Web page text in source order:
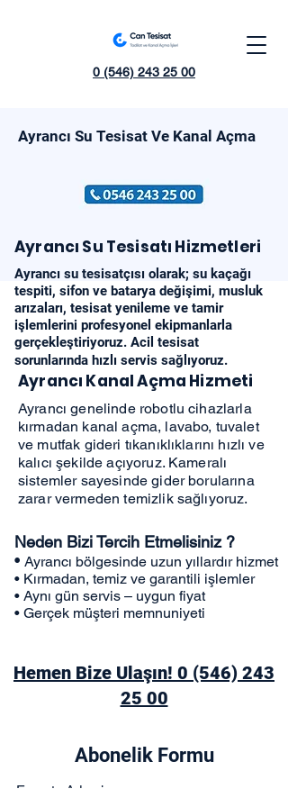
0 (546) 243 25 00
Ayrancı Su Tesisat Ve Kanal Açma
Ayrancı Su Tesisatı Hizmetleri
​Ayrancı su tesisatçısı olarak; su kaçağı
tespiti, sifon ve batarya değişimi, musluk
arızaları, tesisat yenileme ve tamir
işlemlerini profesyonel ekipmanlarla
gerçekleştiriyoruz. Acil tesisat
sorunlarında hızlı servis sağlıyoruz.
Ayrancı Kanal Açma Hizmeti
Ayrancı genelinde robotlu cihazlarla
kırmadan kanal açma, lavabo, tuvalet
ve mutfak gideri tıkanıklıklarını hızlı ve
kalıcı şekilde açıyoruz. Kameralı
sistemler sayesinde gider borularına
zarar vermeden temizlik sağlıyoruz.
Neden Bizi Tercih Etmelisiniz ?
• Ayrancı bölgesinde uzun yıllardır hizmet
• Kırmadan, temiz ve garantili işlemler
• Aynı gün servis – uygun fiyat
• Gerçek müşteri memnuniyeti
Hemen Bize Ulaşın! 0 (546) 243
25 00
Abonelik Formu